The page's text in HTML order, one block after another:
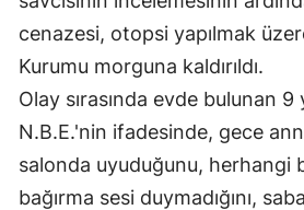
cenazesi, otopsi yapılmak
Kurumu morguna kaldırıldı.
Olay sırasında evde bulunan 9
N.B.E.'nin ifadesinde, gece
salonda uyuduğunu, herhangi
bağırma sesi duymadığını,